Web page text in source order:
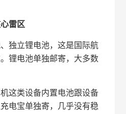
雷区
立锂电池，这是国际航
锂电池单独邮寄，大多数
类设备内置电池跟设备
电宝单独寄，几乎没有稳